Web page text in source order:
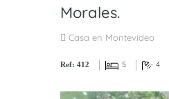
Morales.
Casa en Montevideo
Ref: 412 5 4